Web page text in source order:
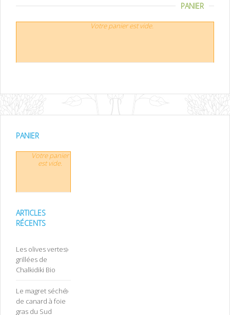
PANIER
Votre panier est vide.
PANIER
Votre panier
est vide.
ARTICLES
RÉCENTS
Les olives vertes
grillées de
Chalkidiki Bio
Le magret séché
de canard à foie
gras du Sud